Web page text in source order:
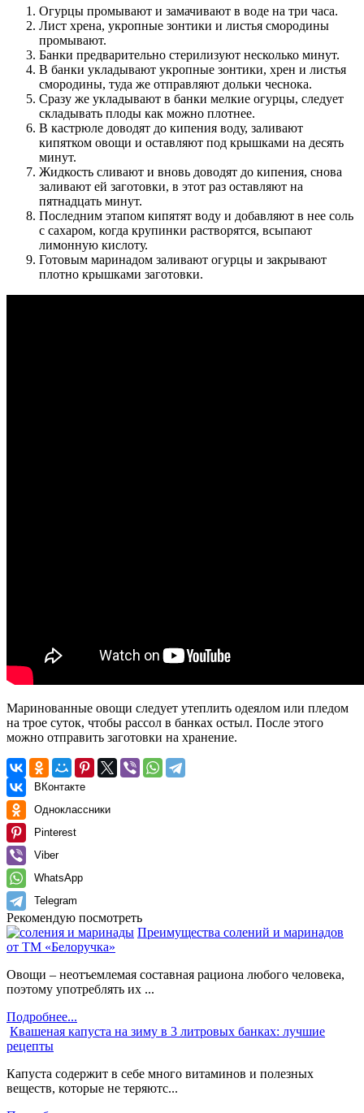
Огурцы промывают и замачивают в воде на три часа.
Лист хрена, укропные зонтики и листья смородины
промывают.
Банки предварительно стерилизуют несколько минут.
В банки укладывают укропные зонтики, хрен и листья
смородины, туда же отправляют дольки чеснока.
Сразу же укладывают в банки мелкие огурцы, следует
складывать плоды как можно плотнее.
В кастрюле доводят до кипения воду, заливают
кипятком овощи и оставляют под крышками на десять
минут.
Жидкость сливают и вновь доводят до кипения, снова
заливают ей заготовки, в этот раз оставляют на
пятнадцать минут.
Последним этапом кипятят воду и добавляют в нее соль
с сахаром, когда крупинки растворятся, всыпают
лимонную кислоту.
Готовым маринадом заливают огурцы и закрывают
плотно крышками заготовки.
Маринованные овощи следует утеплить одеялом или пледом
на трое суток, чтобы рассол в банках остыл. После этого
можно отправить заготовки на хранение.
ВКонтакте
Одноклассники
Pinterest
Viber
WhatsApp
Telegram
Рекомендую посмотреть
Преимущества солений и маринадов
от ТМ «Белоручка»
Овощи – неотъемлемая составная рациона любого человека,
поэтому употреблять их ...
Подробнее...
Квашеная капуста на зиму в 3 литровых банках: лучшие
рецепты
Капуста содержит в себе много витаминов и полезных
веществ, которые не теряютс...